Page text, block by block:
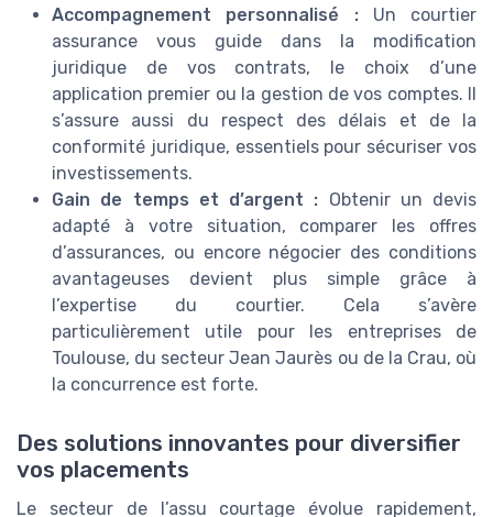
Accompagnement personnalisé :Un courtier
assurance vous guide dans la modification
juridique de vos contrats, le choix d’une
application premier ou la gestion de vos comptes. Il
s’assure aussi du respect des délais et de la
conformité juridique, essentiels pour sécuriser vos
investissements.
Gain de temps et d’argent : Obtenir un devis
adapté à votre situation, comparer les offres
d’assurances, ou encore négocier des conditions
avantageuses devient plus simple grâce à
l’expertise du courtier. Cela s’avère
particulièrement utile pour les entreprises de
Toulouse, du secteur Jean Jaurès ou de la Crau, où
la concurrence est forte.
Des solutions innovantes pour diversifier
vos placements
Le secteur de l’assu courtage évolue rapidement,